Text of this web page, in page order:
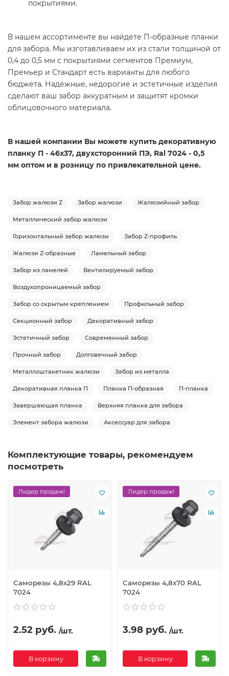
покрытиями.
В нашем ассортименте вы найдёте П-образные планки
для забора. Мы изготавливаем их из стали толщиной от
0,4 до 0,5 мм с покрытиями сегментов Премиум,
Премьер и Стандарт есть варианты для любого
бюджета. Надёжные, недорогие и эстетичные изделия
сделают ваш забор аккуратным и защитят кромки
облицовочного материала.
В нашей компании Вы можете купить декоративную
планку П - 46х37, двухсторонний ПЭ, Ral 7024 - 0,5
мм оптом и в розницу по привлекательной цене.
Забор жалюзи Z Забор жалюзи Жалюзийный забор
Металлический забор жалюзи
Горизонтальный забор жалюзи Забор Z-профиль
Жалюзи Z-образные Ламельный забор
Забор из ламелей Вентилируемый забор
Воздухопроницаемый забор
Забор со скрытым креплением Профильный забор
Секционный забор Декоративный забор
Эстетичный забор Современный забор
Прочный забор Долговечный забор
Металлоштакетник жалюзи Забор из металла
Декоративная планка П Планка П-образная П-планка
Завершающая планка Верхняя планка для забора
Элемент забора жалюзи Аксессуар для забора
Комплектующие товары, рекомендуем
посмотреть
Лидер продаж!
Саморезы 4,8х29 RAL
7024
2.52 руб. /шт.
В корзину
Лидер продаж!
Саморезы 4,8х70 RAL
7024
3.98 руб. /шт.
В корзину